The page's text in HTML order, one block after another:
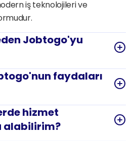
iş teknolojileri ve
Jobtogo'yu
faydaları
hizmet
alabilirim?